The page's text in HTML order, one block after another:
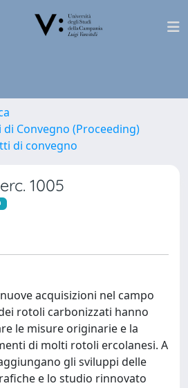
Convegno (Proceeding)
di convegno
1005
acquisizioni nel campo
rotoli carbonizzati hanno
le misure originarie e la
di molti rotoli ercolanesi. A
gli sviluppi delle
e lo studio rinnovato